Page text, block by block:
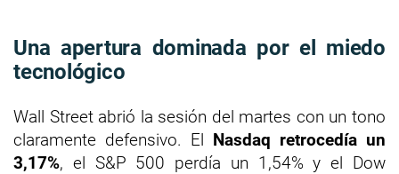
Una apertura dominada por el miedo
tecnológico
Wall Street abrió la sesión del martes con un tono
claramente defensivo. El Nasdaq retrocedía un
3,17%, el S&P 500 perdía un 1,54% y el Dow